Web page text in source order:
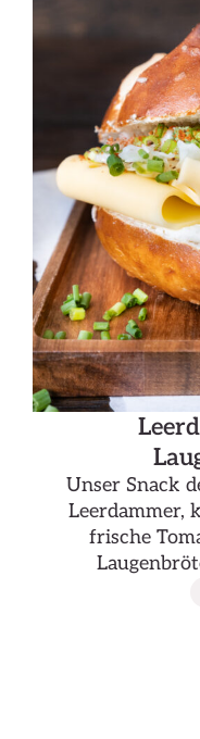
Unser Snack
Leerdammer,
frische